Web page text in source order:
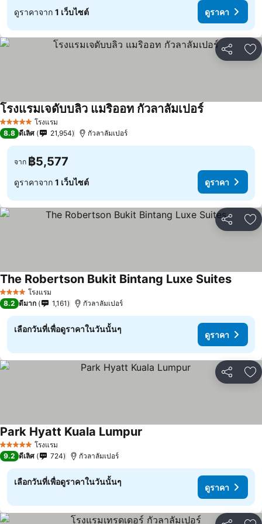
ดูราคาจาก 1 เว็บไซต์ ดูราคา
แชร์ เ
5 ดาว โรงแรม
โรงแรมเจดับบลิว แมริออท กัวลาลัมเปอร์
8.8 ดีเลิศ 21,954 กัวลาลัมเปอร์
จาก ฿5,577
ดูราคาจาก 1 เว็บไซต์ ดูราคา
แชร์ เ
4 ดาว โรงแรม
The Robertson Bukit Bintang Luxe Suites
8.2 ดีมาก 1,161 กัวลาลัมเปอร์
เลือกวันที่เพื่อดูราคาในวันนั้นๆ
ดูราคา
แชร์ เ
5 ดาว โรงแรม
Park Hyatt Kuala Lumpur
9.2 ดีเลิศ 724 กัวลาลัมเปอร์
เลือกวันที่เพื่อดูราคาในวันนั้นๆ
ดูราคา